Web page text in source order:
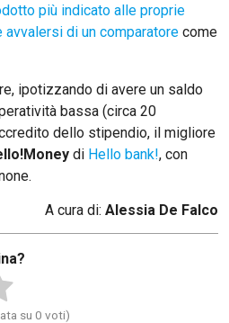
più indicato alle proprie
di un comparatore come
ipotizzando di avere un saldo
bassa (circa 20
dello stipendio, il migliore
di Hello bank!, con
A cura di: Alessia De Falco
su 0 voti)